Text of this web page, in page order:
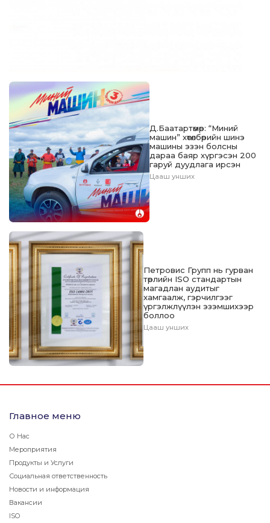
Д.Баатартөмөр: “Миний
машин” хөтөлбөрийн шинэ
машины эзэн болсны
дараа баяр хүргэсэн 200
гаруй дуудлага ирсэн
Цааш унших
Петровис Групп нь гурван
төрлийн ISO стандартын
магадлан аудитыг
хамгаалж, гэрчилгээг
үргэлжлүүлэн эзэмшихээр
боллоо
Цааш унших
Главное меню
О Нас
Мероприятия
Продукты и Услуги
Социальная ответственность
Новости и информация
Вакансии
ISO